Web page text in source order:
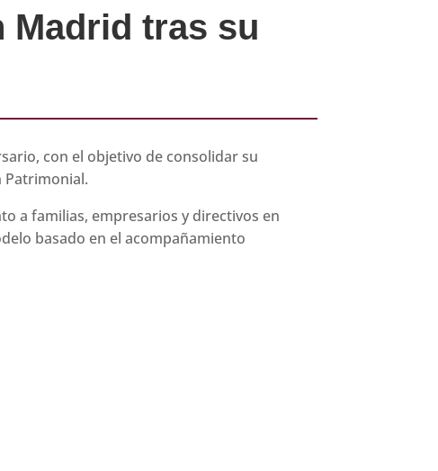
Madrid tras su
con el objetivo de consolidar su
Patrimonial.
a familias, empresarios y directivos en
basado en el acompañamiento